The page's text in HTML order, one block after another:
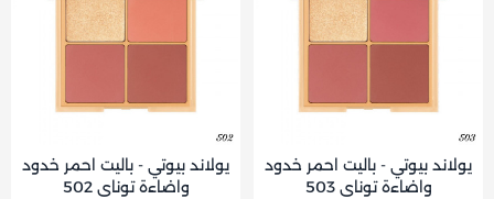
يولاند بيوتي - باليت احمر خدود
واضاءة توناي 503
يولاند بيوتي - باليت احمر خدود
واضاءة توناي 502